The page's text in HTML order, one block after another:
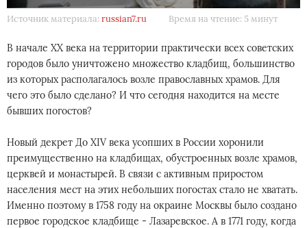
Источник материала: russian7.ru Время на чтение: 5 минут
В начале ХХ века на территории практически всех советских
городов было уничтожено множество кладбищ, большинство
из которых располагалось возле православных храмов. Для
чего это было сделано? И что сегодня находится на месте
бывших погостов?
Новый декрет До XIV века усопших в России хоронили
преимущественно на кладбищах, обустроенных возле храмов,
церквей и монастырей. В связи с активным приростом
населения мест на этих небольших погостах стало не хватать.
Именно поэтому в 1758 году на окраине Москвы было создано
первое городское кладбище - Лазаревское. А в 1771 году, когда